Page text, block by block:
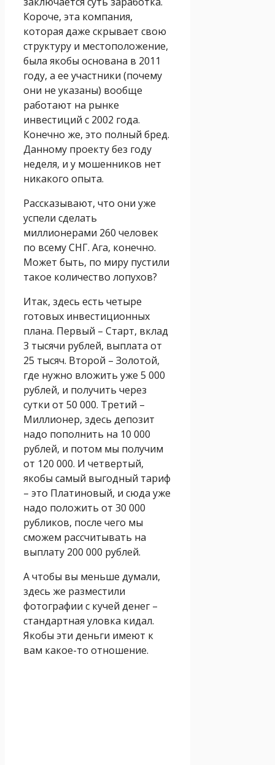
Короче, эта компания,
которая даже скрывает свою
структуру и местоположение,
была якобы основана в 2011
году, а ее участники (почему
они не указаны) вообще
работают на рынке
инвестиций с 2002 года.
Конечно же, это полный бред.
Данному проекту без году
неделя, и у мошенников нет
никакого опыта.
Рассказывают, что они уже
успели сделать
миллионерами 260 человек
по всему СНГ. Ага, конечно.
Может быть, по миру пустили
такое количество лопухов?
Итак, здесь есть четыре
готовых инвестиционных
плана. Первый – Старт, вклад
3 тысячи рублей, выплата от
25 тысяч. Второй – Золотой,
где нужно вложить уже 5 000
рублей, и получить через
сутки от 50 000. Третий –
Миллионер, здесь депозит
надо пополнить на 10 000
рублей, и потом мы получим
от 120 000. И четвертый,
якобы самый выгодный тариф
– это Платиновый, и сюда уже
надо положить от 30 000
рубликов, после чего мы
сможем рассчитывать на
выплату 200 000 рублей.
А чтобы вы меньше думали,
здесь же разместили
фотографии с кучей денег –
стандартная уловка кидал.
Якобы эти деньги имеют к
вам какое-то отношение.